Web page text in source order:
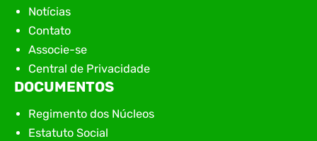
Notícias
Contato
Associe-se
Central de Privacidade
DOCUMENTOS
Regimento dos Núcleos
Estatuto Social